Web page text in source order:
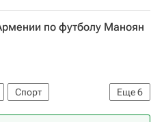
по футболу)
Роман Березовский
по футболу Маноян
Еще6
Спорт
пакет
Армения